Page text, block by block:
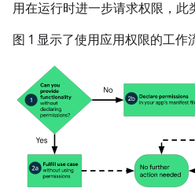
用在运行时进一步请求权限，此
图 1 显示了使用应用权限的工作